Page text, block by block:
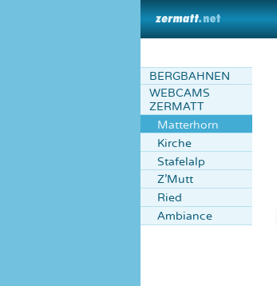
BERGBAHNEN
WEBCAMS
ZERMATT
Matterhorn
Kirche
Stafelalp
Z'Mutt
Ried
Ambiance